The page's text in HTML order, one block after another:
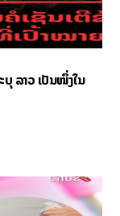
ບຸ ລາວ ເປັນໜຶ່ງໃນ